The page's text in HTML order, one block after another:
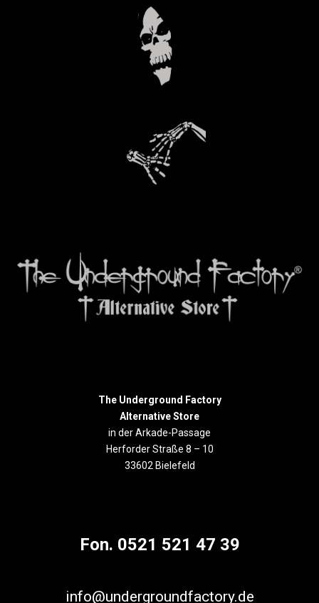
The Underground Factory
Alternative Store
in der Arkade-Passage
Herforder Straße 8 – 10
33602 Bielefeld
Fon. 0521 521 47 39
info@undergroundfactory.de